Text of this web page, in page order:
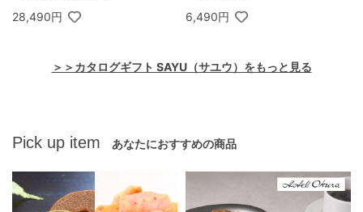
28,490円 6,490円
＞＞カタログギフト SAYU（サユウ）をもっと見る
Pick up item あなたにおすすめの商品